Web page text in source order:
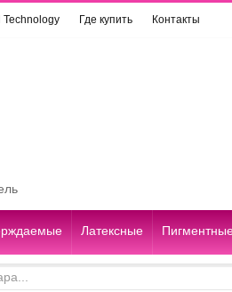
Technology Где купить Контакты
Латексные